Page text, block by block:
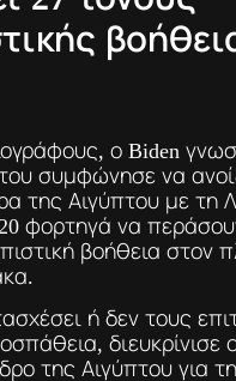
ο Biden
συμφώνησε να
της Αιγύπτου με τη
φορτηγά να
βοήθεια στον
ή δεν τους
διευκρίνισε
της Αιγύπτου για